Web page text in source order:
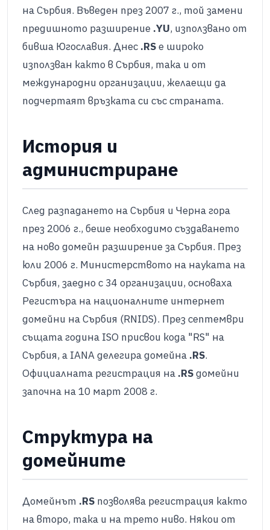
на Сърбия. Въведен през 2007 г., той замени
предишното разширение .YU, използвано от
бивша Югославия. Днес .RSе широко
използван както в Сърбия, така и от
международни организации, желаещи да
подчертаят връзката си със страната.​
История и
администриране
След разпадането на Сърбия и Черна гора
през 2006 г., беше необходимо създаването
на ново домейн разширение за Сърбия. През
юли 2006 г. Министерството на науката на
Сърбия, заедно с 34 организации, основаха
Регистъра на националните интернет
домейни на Сърбия (RNIDS). През септември
същата година ISO присвои кода "RS" на
Сърбия, а IANA делегира домейна .RS.
Официалната регистрация на .RSдомейни
започна на 10 март 2008 г.
Структура на
домейните
Домейнът .RS позволява регистрация както
на второ, така и на трето ниво. Някои от